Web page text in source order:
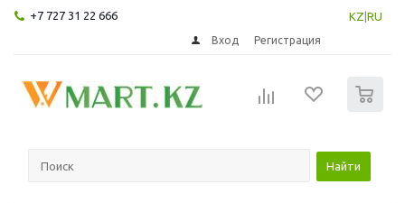
+7 727 31 22 666 KZ RU
Вход Регистрация
Найти